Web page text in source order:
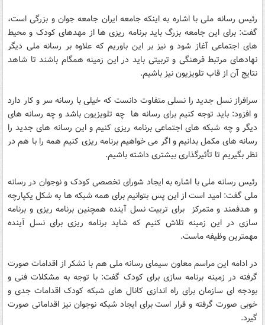
رئیس رسانه ملی با اشاره به اینکه جامعه ایران جامعه جوان و بزرگی است،
گفت: برای این جامعه بزرگ باید برنامه ریزی ها از مهدهای کودک و محیط
های اجتماعی آغاز شود و نیز بر این باوریم که علاوه بر رسانه ملی دیگر
نهادهای مرتبط فرهنگی و تربیتی باید در این زمینه همگام باشند تا شاهد
نتایج آن از قاب تلویزیون نیز باشیم.
سرافراز نسل جدید را نسلی متفاوت دانست که خیلی با رسانه سر و کار دارد
و افزود: باید توجه کنیم برای رسانه ها چه تلویزیون باشد و چه رسانه های
دیگر و چه شبکه های اجتماعی برنامه ریزی کنیم و این رسانه های جدید را
رسانه های مکمل بدانیم و اگر می خواهیم برنامه ریزی کنیم همه را با هم در
نظر بگیریم تا تأثیرگذاری بیشتری داشته باشیم.
رئیس رسانه ملی با اشاره به ایجاد شورای تخصصی کودک و نوجوان در رسانه
ملی گفت: امید است از این پس بتوانیم برای همه شبکه ها به شکل یکپارچه
و هدفمند و متمرکز برای تربیت نسل آینده همچنین برنامه ریزی و برنامه
سازی در این زمینه تلاش کنیم که شاید برنامه ریزی برای نسل آینده
مهمترین وظیفه ماست.
در ادامه این مراسم معاون سیمای رسانه ملی هم با تشکر از اقدامات صورت
گرفته در زمینه برنامه سازی برای کودک گفت: با توجه به مشکلات فنی و
بودجه ای سازمان برای راه اندازی کانال های شبکه کودک اقدامات جدی و
خوبی صورت گرفته و قرار است برای ایجاد شبکه نوجوان نیز اقداماتی صورت
گیرد.